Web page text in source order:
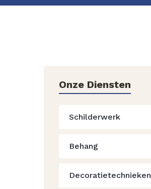
Onze Diensten
Schilderwerk
Behang
Decoratietechnieken